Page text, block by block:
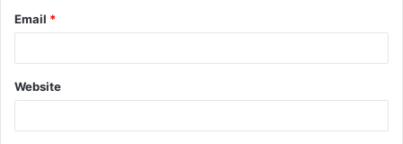
Email *
Website